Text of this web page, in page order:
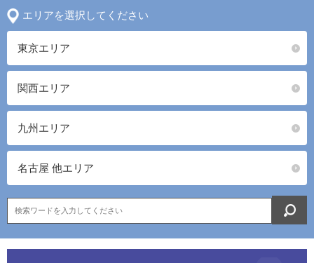
エリアを選択してください
東京エリア
関西エリア
九州エリア
名古屋 他エリア